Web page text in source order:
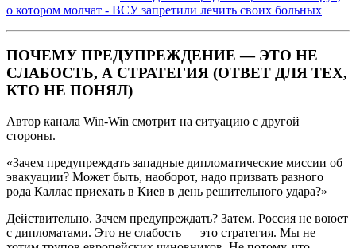
о котором молчат - ВСУ запретили лечить своих больных
ПОЧЕМУ ПРЕДУПРЕЖДЕНИЕ — ЭТО НЕ
СЛАБОСТЬ, А СТРАТЕГИЯ (ОТВЕТ ДЛЯ ТЕХ,
КТО НЕ ПОНЯЛ)
Автор канала Win-Win смотрит на ситуацию с другой
стороны.
«Зачем предупреждать западные дипломатические миссии об
эвакуации? Может быть, наоборот, надо призвать разного
рода Каллас приехать в Киев в день решительного удара?»
Действительно. Зачем предупреждать? Затем. Россия не воюет
с дипломатами. Это не слабость — это стратегия. Мы не